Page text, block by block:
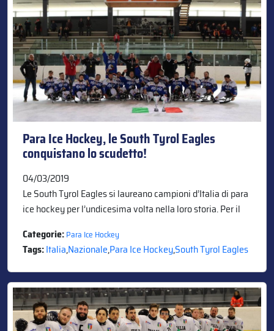
Para Ice Hockey, le South Tyrol Eagles
conquistano lo scudetto!
04/03/2019
Le South Tyrol Eagles si laureano campioni d’Italia di para
ice hockey per l’undicesima volta nella loro storia. Per il
Categorie:Para Ice Hockey
Tags:Italia,Nazionale,Para Ice Hockey,South Tyrol Eagles